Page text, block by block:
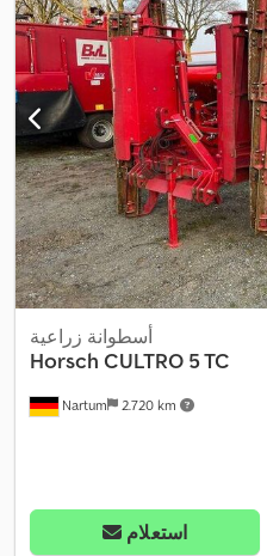
Nartum 2.720 km
أسطوانة زراعية
Horsch CULTRO 5 TC
استعلام